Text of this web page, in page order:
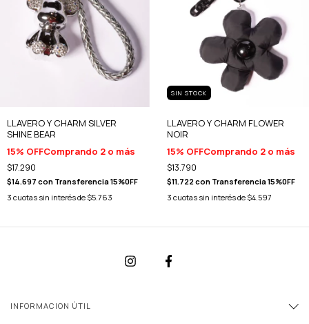
LLAVERO Y CHARM SILVER
SHINE BEAR
15% OFFComprando 2 o más
$17.290
$14.697 con Transferencia 15%0FF
3 cuotas sin interés de $5.763
SIN STOCK
LLAVERO Y CHARM FLOWER
NOIR
15% OFFComprando 2 o más
$13.790
$11.722 con Transferencia 15%0FF
3 cuotas sin interés de $4.597
INFORMACION ÚTIL